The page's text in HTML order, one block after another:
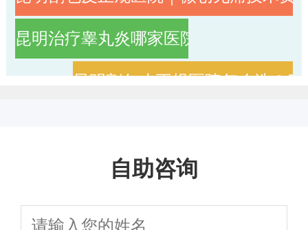
昆明治疗睾丸炎哪家医院专业？正规男
昆明割包皮正规医院怎么选？
昆明治疗阳痿医院TOP5
自助咨询